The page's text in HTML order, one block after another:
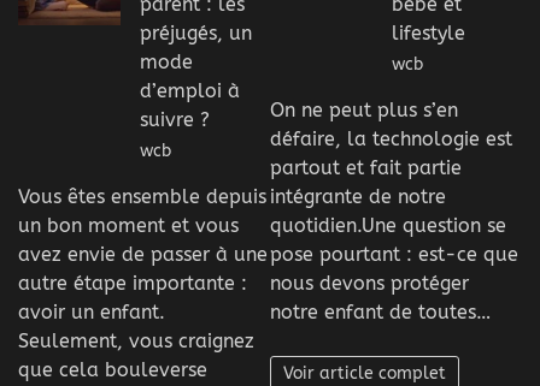
préjugés, un
mode
d’emploi à
suivre ?
wcb
Vous êtes ensemble depuis
un bon moment et vous
avez envie de passer à une
autre étape importante :
avoir un enfant.
Seulement, vous craignez
que cela bouleverse
lifestyle
wcb
On ne peut plus s’en
défaire, la technologie est
partout et fait partie
intégrante de notre
quotidien.Une question se
pose pourtant : est-ce que
nous devons protéger
notre enfant de toutes…
Voir article complet